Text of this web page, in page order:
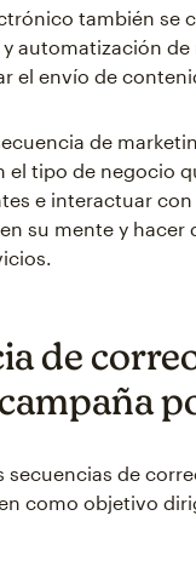
también se
automatización
el envío de
de
tipo de negocio
e interactuar
su mente y hacer
de
secuencias de
como objetivo